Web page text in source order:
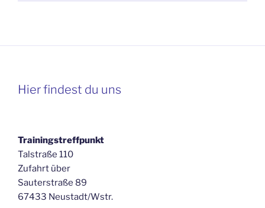
Hier findest du uns
Trainingstreffpunkt
Talstraße 110
Zufahrt über
Sauterstraße 89
67433 Neustadt/Wstr.